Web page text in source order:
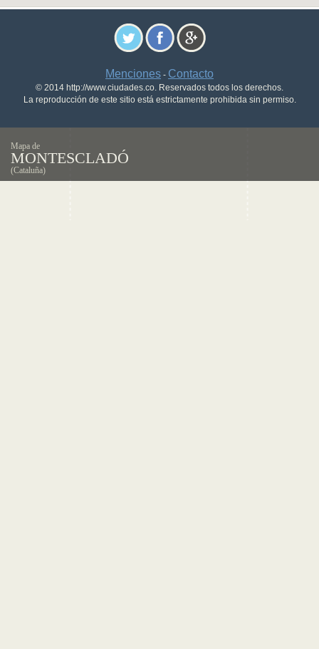
Menciones - Contacto
© 2014 http://www.ciudades.co. Reservados todos los derechos.
La reproducción de este sitio está estrictamente prohibida sin permiso.
Mapa de
MONTESCLADÓ
(Cataluña)